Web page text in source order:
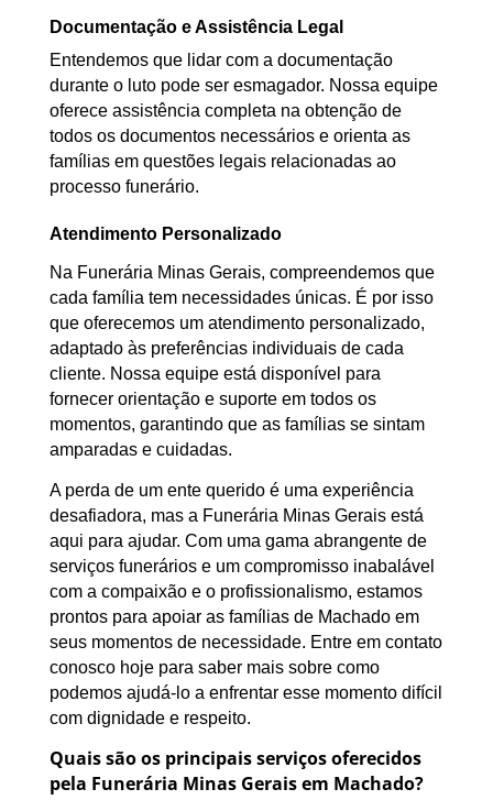
Documentação e Assistência Legal
Entendemos que lidar com a documentação
durante o luto pode ser esmagador. Nossa equipe
oferece assistência completa na obtenção de
todos os documentos necessários e orienta as
famílias em questões legais relacionadas ao
processo funerário.
Atendimento Personalizado
Na Funerária Minas Gerais, compreendemos que
cada família tem necessidades únicas. É por isso
que oferecemos um atendimento personalizado,
adaptado às preferências individuais de cada
cliente. Nossa equipe está disponível para
fornecer orientação e suporte em todos os
momentos, garantindo que as famílias se sintam
amparadas e cuidadas.
A perda de um ente querido é uma experiência
desafiadora, mas a Funerária Minas Gerais está
aqui para ajudar. Com uma gama abrangente de
serviços funerários e um compromisso inabalável
com a compaixão e o profissionalismo, estamos
prontos para apoiar as famílias de Machado em
seus momentos de necessidade. Entre em contato
conosco hoje para saber mais sobre como
podemos ajudá-lo a enfrentar esse momento difícil
com dignidade e respeito.
Quais são os principais serviços oferecidos
pela Funerária Minas Gerais em Machado?